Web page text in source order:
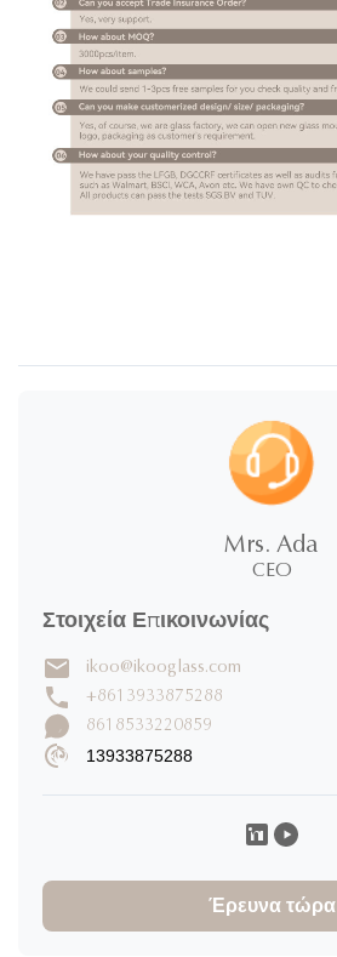
Mrs. Ada
CEO
Στοιχεία Επικοινωνίας
ikoo@ikooglass.com
+8613933875288
8618533220859
13933875288
Έρευνα τώρα